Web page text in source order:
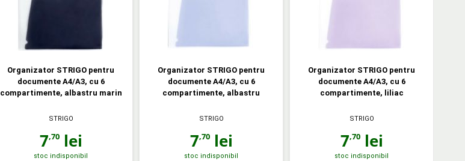
Organizator STRIGO pentru
documente A4/A3, cu 6
compartimente, albastru marin
STRIGO
7,70lei
stoc indisponibil
Organizator STRIGO pentru
documente A4/A3, cu 6
compartimente, albastru
STRIGO
7,70lei
stoc indisponibil
Organizator STRIGO pentru
documente A4/A3, cu 6
compartimente, liliac
STRIGO
7,70lei
stoc indisponibil